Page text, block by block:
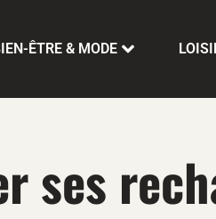
ÊTRE & MODE
ses